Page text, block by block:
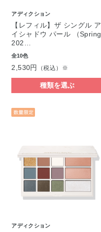
アディクション
【レフィル】ザ シングル ア
イシャドウ パール （Spring
202…
全10色
2,530円 （税込）※
種類を選ぶ
アディクション